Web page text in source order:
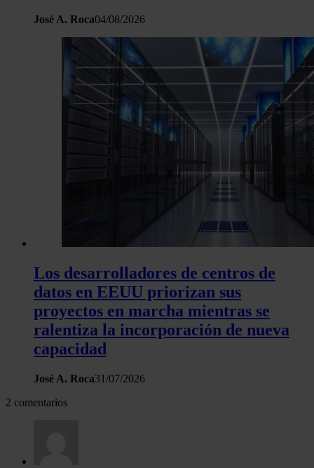
José A. Roca04/08/2026
Los desarrolladores de centros de
datos en EEUU priorizan sus
proyectos en marcha mientras se
ralentiza la incorporación de nueva
capacidad
José A. Roca31/07/2026
2 comentarios